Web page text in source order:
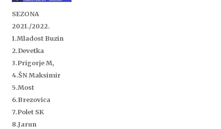
SEZONA
2021./2022.
1.Mladost Buzin
2.Devetka
3.Prigorje M,
4.ŠN Maksimir
5.Most
6.Brezovica
7.Polet SK
8.Jarun